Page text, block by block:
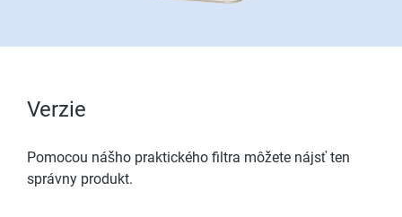
Verzie
Pomocou nášho praktického filtra môžete nájsť ten
správny produkt.